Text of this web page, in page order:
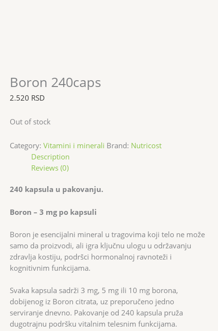
Boron 240caps
2.520 RSD
Out of stock
Category: Vitamini i minerali Brand: Nutricost
Description
Reviews (0)
240 kapsula u pakovanju.
Boron – 3 mg po kapsuli
Boron je esencijalni mineral u tragovima koji telo ne može
samo da proizvodi, ali igra ključnu ulogu u održavanju
zdravlja kostiju, podršci hormonalnoj ravnoteži i
kognitivnim funkcijama.
Svaka kapsula sadrži 3 mg, 5 mg ili 10 mg borona,
dobijenog iz Boron citrata, uz preporučeno jedno
serviranje dnevno. Pakovanje od 240 kapsula pruža
dugotrajnu podršku vitalnim telesnim funkcijama.